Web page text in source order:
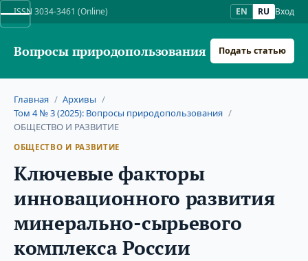
ISSN 3034-3461 (Online) EN RU Вход
Вопросы природопользования Подать статью
Главная / Архивы /
Том 4 № 3 (2025): Вопросы природопользования /
ОБЩЕСТВО И РАЗВИТИЕ
ОБЩЕСТВО И РАЗВИТИЕ
Ключевые факторы
инновационного развития
минерально-сырьевого
комплекса России